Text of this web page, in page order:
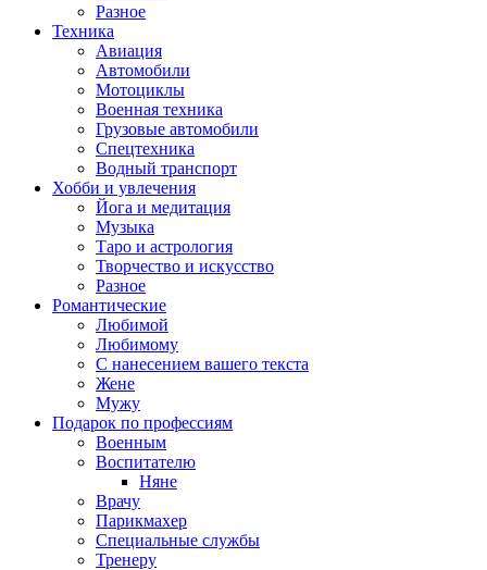
Разное
Техника
Авиация
Автомобили
Мотоциклы
Военная техника
Грузовые автомобили
Спецтехника
Водный транспорт
Хобби и увлечения
Йога и медитация
Музыка
Таро и астрология
Творчество и искусство
Разное
Романтические
Любимой
Любимому
С нанесением вашего текста
Жене
Мужу
Подарок по профессиям
Военным
Воспитателю
Няне
Врачу
Парикмахер
Специальные службы
Тренеру